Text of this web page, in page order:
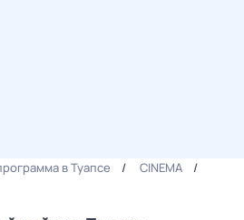
в Туапсе
CINEMA